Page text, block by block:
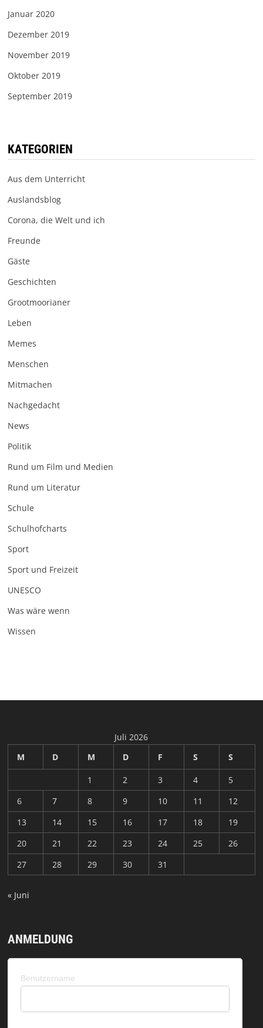
Januar 2020
Dezember 2019
November 2019
Oktober 2019
September 2019
KATEGORIEN
Aus dem Unterricht
Auslandsblog
Corona, die Welt und ich
Freunde
Gäste
Geschichten
Grootmoorianer
Leben
Memes
Menschen
Mitmachen
Nachgedacht
News
Politik
Rund um Film und Medien
Rund um Literatur
Schule
Schulhofcharts
Sport
Sport und Freizeit
UNESCO
Was wäre wenn
Wissen
Juli 2026
M
D M D F S S
1 2 3 4
5
6
7 8 9 10 11
12
13
14 15 16 17 18
19
20
21 22 23 24 25
26
27
28 29 30 31
« Juni
ANMELDUNG
Benutzername